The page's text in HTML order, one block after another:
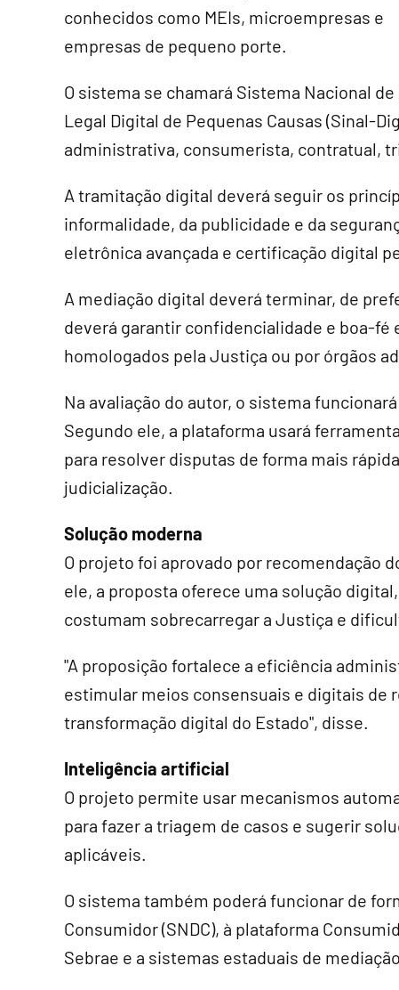
conhecidos como MEIs, microempresas e
empresas de pequeno porte.
O sistema se chamará Sistema Nacional de
Legal Digital de Pequenas Causas (Sinal-
administrativa, consumerista, contratual,
A tramitação digital deverá seguir os
informalidade, da publicidade e da
eletrônica avançada e certificação digital
A mediação digital deverá terminar, de
deverá garantir confidencialidade e boa-fé
homologados pela Justiça ou por órgãos
Na avaliação do autor, o sistema
Segundo ele, a plataforma usará
para resolver disputas de forma mais
judicialização.
Solução moderna
O projeto foi aprovado por recomendação
ele, a proposta oferece uma solução
costumam sobrecarregar a Justiça e
"A proposição fortalece a eficiência
estimular meios consensuais e digitais de
transformação digital do Estado", disse.
Inteligência artificial
O projeto permite usar mecanismos
para fazer a triagem de casos e sugerir
aplicáveis.
O sistema também poderá funcionar de
Consumidor (SNDC), à plataforma
Sebrae e a sistemas estaduais de